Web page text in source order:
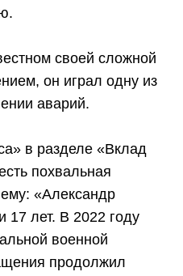
своей сложной
он играл одну из
аварий.
в разделе «Вклад
похвальная
«Александр
17 лет. В 2022 году
военной
продолжил